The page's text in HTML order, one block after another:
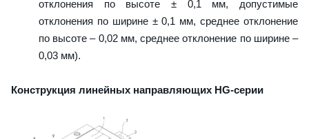
отклонения по высоте ± 0,1 мм, допустимые
отклонения по ширине ± 0,1 мм, среднее отклонение
по высоте – 0,02 мм, среднее отклонение по ширине –
0,03 мм).
Конструкция линейных направляющих HG-серии